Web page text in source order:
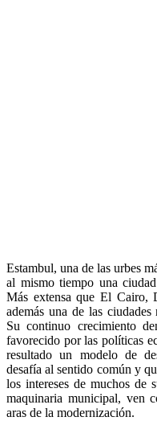
Estambul, una de las urbes
al mismo tiempo una
Más extensa que El
además una de las
Su continuo crecimiento
favorecido por las políticas
resultado un modelo de
desafía al sentido común y
los intereses de muchos de
maquinaria municipal, ven
aras de la modernización.